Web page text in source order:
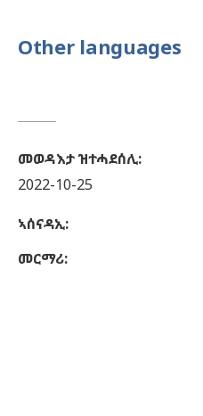
Other languages
መወዳእታ ዝተሓደሰሊ:
2022-10-25
ኣሰናዳኢ:
መርማሪ: